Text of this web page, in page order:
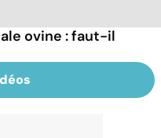
ovine : faut-il